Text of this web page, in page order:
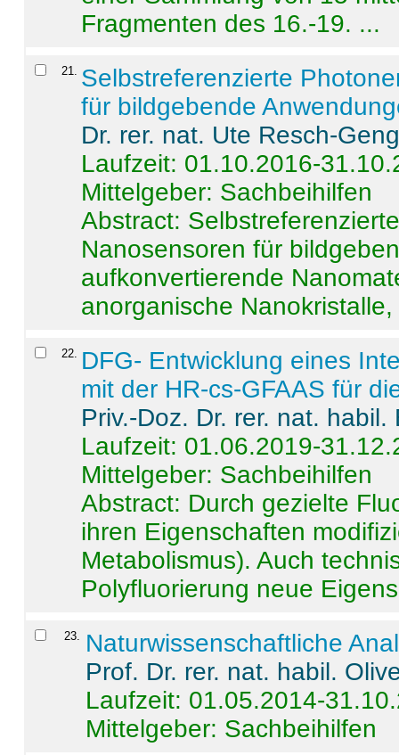
Fragmenten des 16.-19. ...
21
Selbstreferenzierte
für bildgebende
Dr. rer. nat. Ute Resch-
Laufzeit: 01.10.2016-
Mittelgeber: Sachbeihilfen
Abstract:
Nanosensoren für
aufkonvertierende
anorganische
22
DFG- Entwicklung eines
mit der HR-cs-GFAAS für
Priv.-Doz. Dr. rer. nat.
Laufzeit: 01.06.2019-
Mittelgeber: Sachbeihilfen
Abstract: Durch gezielte
ihren Eigenschaften
Metabolismus). Auch
Polyfluorierung neue
23. Naturwissenschaftliche
Prof. Dr. rer. nat. habil.
Laufzeit: 01.05.2014-
Mittelgeber: Sachbeihilfen